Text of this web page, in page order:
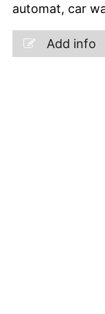
automat, car
Add info